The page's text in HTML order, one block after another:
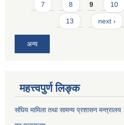
7 8 9 10
13 next ›
अन्य
महत्त्वपुर्ण लिङ्क
संघिय मामिला तथा सामन्य प्रशासन मन्त्रालय